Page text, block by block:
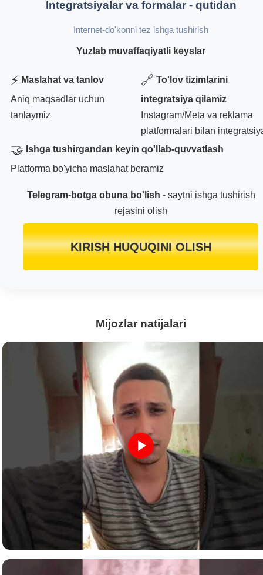
Integratsiyalar va formalar - qutidan
Internet-do'konni tez ishga tushirish
Yuzlab muvaffaqiyatli keyslar
⚡ Maslahat va tanlov
Aniq maqsadlar uchun
tanlaymiz
🔗 To'lov tizimlarini
integratsiya qilamiz
Instagram/Meta va reklama
platformalari bilan
🤝 Ishga tushirgandan keyin qo'llab-quvvatlash
Platforma bo'yicha maslahat beramiz
Telegram-botga obuna bo'lish - saytni ishga tushirish
rejasini olish
KIRISH HUQUQINI OLISH
Mijozlar natijalari